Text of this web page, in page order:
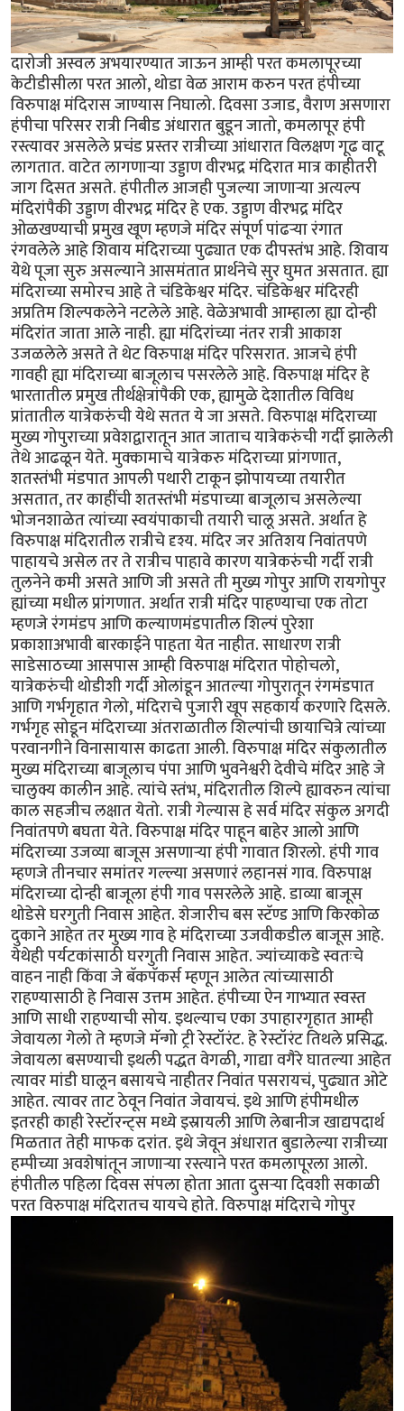
दारोजी अस्वल अभयारण्यात जाऊन आम्ही परत कमलापूरच्या
केटीडीसीला परत आलो, थोडा वेळ आराम करुन परत हंपीच्या
विरुपाक्ष मंदिरास जाण्यास निघालो. दिवसा उजाड, वैराण असणारा
हंपीचा परिसर रात्री निबीड अंधारात बुडून जातो, कमलापूर हंपी
रस्त्यावर असलेले प्रचंड प्रस्तर रात्रीच्या आंधारात विलक्षण गूढ वाटू
लागतात. वाटेत लागणार्‍या उड्डाण वीरभद्र मंदिरात मात्र काहीतरी
जाग दिसत असते. हंपीतील आजही पुजल्या जाणार्‍या अत्यल्प
मंदिरांपैकी उड्डाण वीरभद्र मंदिर हे एक. उड्डाण वीरभद्र मंदिर
ओळखण्याची प्रमुख खूण म्हणजे मंदिर संपूर्ण पांढर्‍या रंगात
रंगवलेले आहे शिवाय मंदिराच्या पुढ्यात एक दीपस्तंभ आहे. शिवाय
येथे पूजा सुरु असल्याने आसमंतात प्रार्थनेचे सुर घुमत असतात. ह्या
मंदिराच्या समोरच आहे ते चंडिकेश्वर मंदिर. चंडिकेश्वर मंदिरही
अप्रतिम शिल्पकलेने नटलेले आहे. वेळेअभावी आम्हाला ह्या दोन्ही
मंदिरांत जाता आले नाही. ह्या मंदिरांच्या नंतर रात्री आकाश
उजळलेले असते ते थेट विरुपाक्ष मंदिर परिसरात. आजचे हंपी
गावही ह्या मंदिराच्या बाजूलाच पसरलेले आहे. विरुपाक्ष मंदिर हे
भारतातील प्रमुख तीर्थक्षेत्रांपैकी एक, ह्यामुळे देशातील विविध
प्रांतातील यात्रेकरुंची येथे सतत ये जा असते. विरुपाक्ष मंदिराच्या
मुख्य गोपुराच्या प्रवेशद्वारातून आत जाताच यात्रेकरुंची गर्दी झालेली
तेथे आढळून येते. मुक्कामाचे यात्रेकरु मंदिराच्या प्रांगणात,
शतस्तंभी मंडपात आपली पथारी टाकून झोपायच्या तयारीत
असतात, तर काहींची शतस्तंभी मंडपाच्या बाजूलाच असलेल्या
भोजनशाळेत त्यांच्या स्वयंपाकाची तयारी चालू असते. अर्थात हे
विरुपाक्ष मंदिरातील रात्रीचे दृश्य. मंदिर जर अतिशय निवांतपणे
पाहायचे असेल तर ते रात्रीच पाहावे कारण यात्रेकरुंची गर्दी रात्री
तुलनेने कमी असते आणि जी असते ती मुख्य गोपुर आणि रायगोपुर
ह्यांच्या मधील प्रांगणात. अर्थात रात्री मंदिर पाहण्याचा एक तोटा
म्हणजे रंगमंडप आणि कल्याणमंडपातील शिल्पं पुरेशा
प्रकाशाअभावी बारकाईने पाहता येत नाहीत. साधारण रात्री
साडेसाठच्या आसपास आम्ही विरुपाक्ष मंदिरात पोहोचलो,
यात्रेकरुंची थोडीशी गर्दी ओलांडून आतल्या गोपुरातून रंगमंडपात
आणि गर्भगृहात गेलो, मंदिराचे पुजारी खूप सहकार्य करणारे दिसले.
गर्भगृह सोडून मंदिराच्या अंतराळातील शिल्पांची छायाचित्रे त्यांच्या
परवानगीने विनासायास काढता आली. विरुपाक्ष मंदिर संकुलातील
मुख्य मंदिराच्या बाजूलाच पंपा आणि भुवनेश्वरी देवीचे मंदिर आहे जे
चालुक्य कालीन आहे. त्यांचे स्तंभ, मंदिरातील शिल्पे ह्यावरुन त्यांचा
काल सहजीच लक्षात येतो. रात्री गेल्यास हे सर्व मंदिर संकुल अगदी
निवांतपणे बघता येते. विरुपाक्ष मंदिर पाहून बाहेर आलो आणि
मंदिराच्या उजव्या बाजूस असणार्‍या हंपी गावात शिरलो. हंपी गाव
म्हणजे तीनचार समांतर गल्ल्या असणारं लहानसं गाव. विरुपाक्ष
मंदिराच्या दोन्ही बाजूला हंपी गाव पसरलेले आहे. डाव्या बाजूस
थोडेसे घरगुती निवास आहेत. शेजारीच बस स्टॅण्ड आणि किरकोळ
दुकाने आहेत तर मुख्य गाव हे मंदिराच्या उजवीकडील बाजूस आहे.
येथेही पर्यटकांसाठी घरगुती निवास आहेत. ज्यांच्याकडे स्वतःचे
वाहन नाही किंवा जे बॅकपॅकर्स म्हणून आलेत त्यांच्यासाठी
राहण्यासाठी हे निवास उत्तम आहेत. हंपीच्या ऐन गाभ्यात स्वस्त
आणि साधी राहण्याची सोय. इथल्याच एका उपाहारगृहात आम्ही
जेवायला गेलो ते म्हणजे मॅन्गो ट्री रेस्टॉरंट. हे रेस्टॉरंट तिथले प्रसिद्ध.
जेवायला बसण्याची इथली पद्धत वेगळी, गाद्या वगैरे घातल्या आहेत
त्यावर मांडी घालून बसायचे नाहीतर निवांत पसरायचं, पुढ्यात ओटे
आहेत. त्यावर ताट ठेवून निवांत जेवायचं. इथे आणि हंपीमधील
इतरही काही रेस्टॉरन्ट्स मध्ये इस्रायली आणि लेबानीज खाद्यपदार्थ
मिळतात तेही माफक दरांत. इथे जेवून अंधारात बुडालेल्या रात्रीच्या
हम्पीच्या अवशेषांतून जाणार्‍या रस्त्याने परत कमलापूरला आलो.
हंपीतील पहिला दिवस संपला होता आता दुसर्‍या दिवशी सकाळी
परत विरुपाक्ष मंदिरातच यायचे होते. विरुपाक्ष मंदिराचे गोपुर